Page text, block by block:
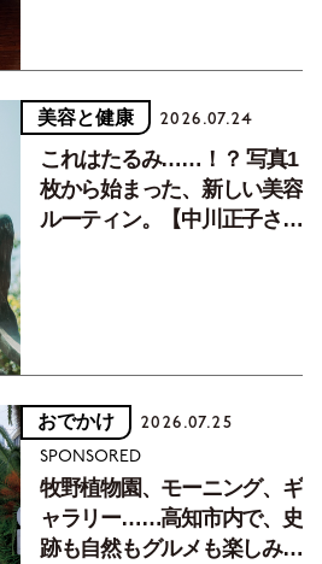
美容と健康 2026.07.24
これはたるみ……！？ 写真1
枚から始まった、新しい美容
ルーティン。【中川正子さん
おでかけ 2026.07.25
SPONSORED
牧野植物園、モーニング、ギ
ャラリー……高知市内で、史
跡も自然もグルメも楽しみ尽